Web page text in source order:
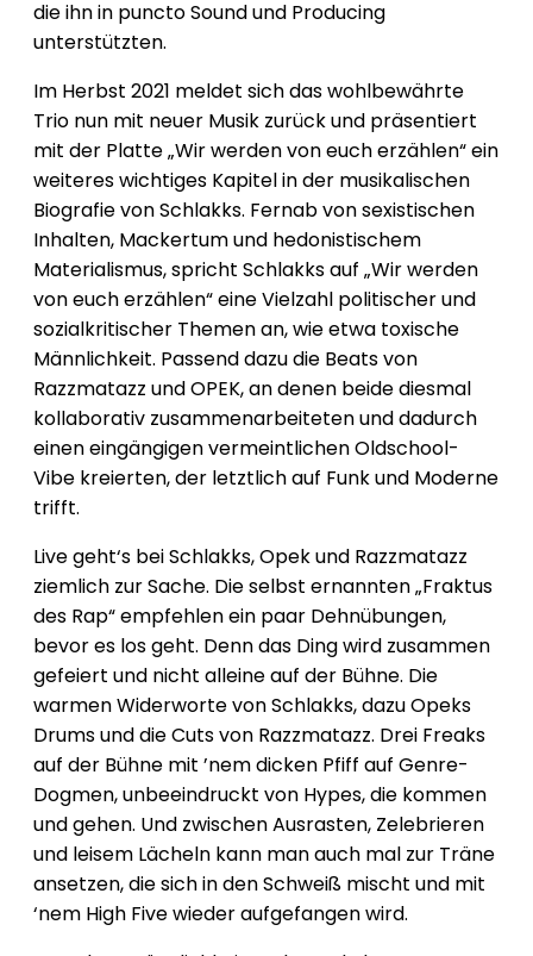
die ihn in puncto Sound und Producing
unterstützten.
Im Herbst 2021 meldet sich das wohlbewährte
Trio nun mit neuer Musik zurück und präsentiert
mit der Platte „Wir werden von euch erzählen“ ein
weiteres wichtiges Kapitel in der musikalischen
Biografie von Schlakks. Fernab von sexistischen
Inhalten, Mackertum und hedonistischem
Materialismus, spricht Schlakks auf „Wir werden
von euch erzählen“ eine Vielzahl politischer und
sozialkritischer Themen an, wie etwa toxische
Männlichkeit. Passend dazu die Beats von
Razzmatazz und OPEK, an denen beide diesmal
kollaborativ zusammenarbeiteten und dadurch
einen eingängigen vermeintlichen Oldschool-
Vibe kreierten, der letztlich auf Funk und Moderne
trifft.
Live geht‘s bei Schlakks, Opek und Razzmatazz
ziemlich zur Sache. Die selbst ernannten „Fraktus
des Rap“ empfehlen ein paar Dehnübungen,
bevor es los geht. Denn das Ding wird zusammen
gefeiert und nicht alleine auf der Bühne. Die
warmen Widerworte von Schlakks, dazu Opeks
Drums und die Cuts von Razzmatazz. Drei Freaks
auf der Bühne mit ’nem dicken Pfiff auf Genre-
Dogmen, unbeeindruckt von Hypes, die kommen
und gehen. Und zwischen Ausrasten, Zelebrieren
und leisem Lächeln kann man auch mal zur Träne
ansetzen, die sich in den Schweiß mischt und mit
‘nem High Five wieder aufgefangen wird.